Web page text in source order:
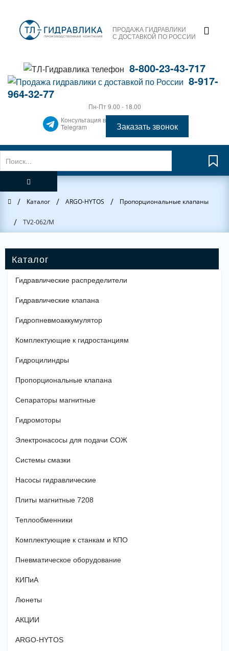
ПРОДАЖА ГИДРАВЛИКИ
С ДОСТАВКОЙ ПО РОССИИ
8-800-23-43-717
8-917-
964-32-77
Пн-Пт 9.00 - 18.00
Консультация в
Telegram
Заказать звонок
Главная
/ Каталог / ARGO-HYTOS / Пропорциональные клапаны
/ TV2-062/M
Гидравлические распределители
Гидравлические клапана
Гидропневмоаккумулятор
Комплектующие к гидростанциям
Гидроцилиндры
Пропорциональные клапана
Сепараторы магнитные
Гидромоторы
Электронасосы для подачи СОЖ
Системы смазки
Насосы гидравлические
Плиты магнитные 7208
Теплообменники
Комплектующие к станкам и КПО
Пневматическое оборудование
КИПиА
Люнеты
АКЦИИ
ARGO-HYTOS